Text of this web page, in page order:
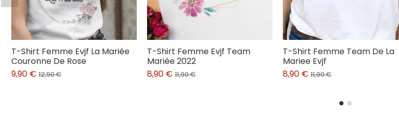
T-Shirt Femme Evjf La Mariée
Couronne De Rose
9,90 € 12,90 €
T-Shirt Femme Evjf Team
Mariée 2022
8,90 € 11,90 €
T-Shirt Femme Team De La
Mariee Evjf
8,90 € 11,90 €